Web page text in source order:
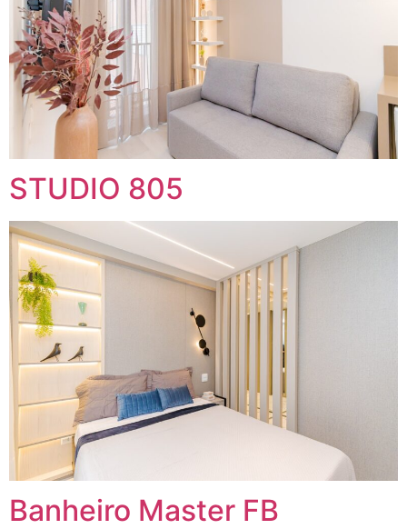
STUDIO 805
Banheiro Master FB